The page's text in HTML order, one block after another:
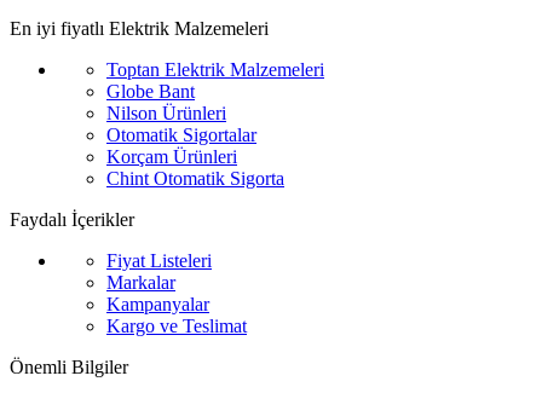
En iyi fiyatlı Elektrik Malzemeleri
Toptan Elektrik Malzemeleri
Globe Bant
Nilson Ürünleri
Otomatik Sigortalar
Korçam Ürünleri
Chint Otomatik Sigorta
Faydalı İçerikler
Fiyat Listeleri
Markalar
Kampanyalar
Kargo ve Teslimat
Önemli Bilgiler